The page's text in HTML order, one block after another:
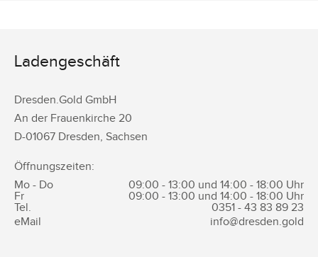
Ladengeschäft
Dresden.Gold GmbH
An der Frauenkirche 20
D-01067 Dresden, Sachsen
Öffnungszeiten:
Mo - Do
09:00 - 13:00 und 14:00 - 18:00 Uhr
Fr
09:00 - 13:00 und 14:00 - 18:00 Uhr
Tel.
0351 - 43 83 89 23
eMail
info@dresden.gold